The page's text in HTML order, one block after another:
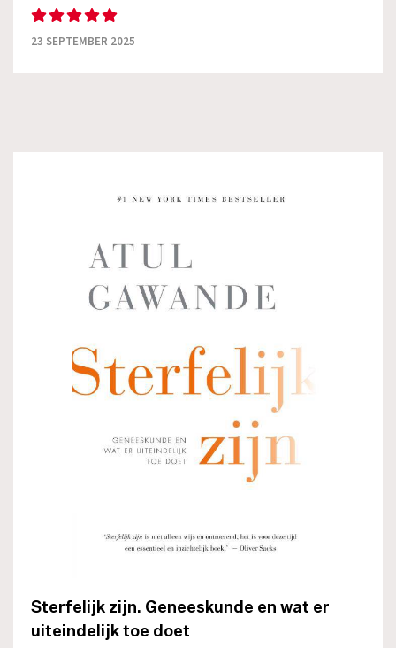
23 SEPTEMBER 2025
Sterfelijk zijn. Geneeskunde en wat er
uiteindelijk toe doet